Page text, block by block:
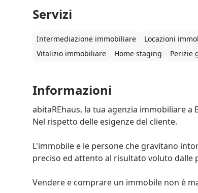
Servizi
Intermediazione immobiliare Locazioni
Vitalizio immobiliare
Home staging Perizie
Informazioni
abitaREhaus, la tua agenzia immobiliare a
Nel rispetto delle esigenze del cliente.
L'immobile e le persone che gravitano
preciso ed attento al risultato voluto dalle
Vendere e comprare un immobile non è